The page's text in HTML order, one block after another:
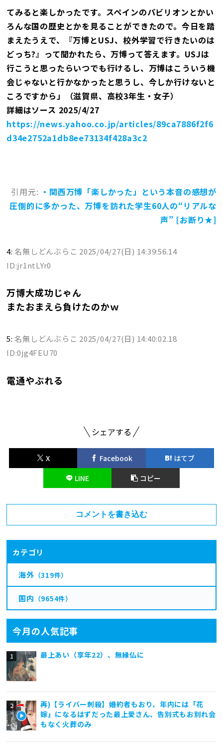
てみると楽しかったです。スペインのパビリオンとかい
ろんな国の歴史とかを見ることができたので。今日を踏
まえたうえで、『万博とUSJ、校外学習で行きたいのは
どっち?』って聞かれたら、万博って答えます。USJは
行こうと思ったらいつでも行けるし、万博はこういう機
会じゃないと行かなかったと思うし、今しか行けないと
ころですから」（滋賀県、高校3年生・女子）
詳細はソース 2025/4/27
https://news.yahoo.co.jp/articles/89ca7886f2f6
d34e2752a1db8ee73134f428a3c2
引用元: ・関西万博「楽しかった」という本音の感想が
圧倒的に多かった、万博を訪れた学生60人の“リアルな
声” [お断り★]
4:名無しどんぶらこ 2025/04/27(日) 14:39:56.14
ID:jr1ntLYr0
万博大成功じゃん
またおまえら負けたのかｗ
5:名無しどんぶらこ 2025/04/27(日) 14:40:02.18
ID:0jg4FEU70
電通やぶれる
シェアする
X Facebook
はてブ
LINE
コピー
コメントを書き込む
カテゴリ
海外 （319件）
国内 （9654件）
今月の人気記事
最上あい（享年22）、無縁仏に
再)【ライバー刺殺】婚約者もおり、年内には「花
嫁」になるはずだった最上愛さん、告別式もお別れ会
もなく火葬のみ